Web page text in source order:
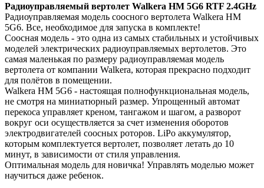
Радиоуправляемый вертолет Walkera HM 5G6 RTF 2.4GHz
Радиоуправляемая модель соосного вертолета Walkera HM
5G6. Все, необходимое для запуска в комплекте!
Соосная модель - это одна из самых стабильных и устойчивых
моделей электрических радиоуправляемых вертолетов. Это
самая маленькая по размеру радиоуправляемая модель
вертолета от компании Walkera, которая прекрасно подходит
для полётов в помещении.
Walkera HM 5G6 - настоящая полнофункциональная модель,
не смотря на миниатюрный размер. Упрощенный автомат
перекоса управляет креном, тангажом и шагом, а разворот
вокруг оси осуществляется за счет изменения оборотов
электродвигателей соосных роторов. LiPo аккумулятор,
которым комплектуется вертолет, позволяет летать до 10
минут, в зависимости от стиля управления.
Оптимальная модель для новичка! Управлять моделью может
научиться даже ребенок.